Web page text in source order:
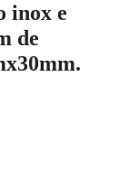
inox e
de